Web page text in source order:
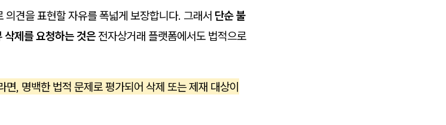
견을 표현할 자유를 폭넓게 보장합니다. 그래서 단순 불
삭제를 요청하는 것은 전자상거래 플랫폼에서도 법적으로
면, 명백한 법적 문제로 평가되어 삭제 또는 제재 대상이